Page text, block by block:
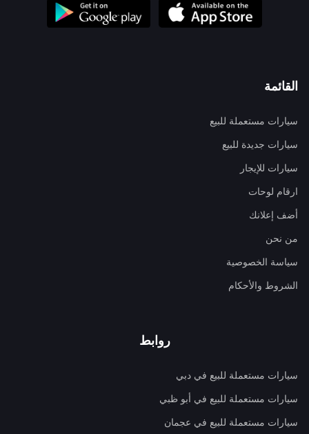
القائمة
سيارات مستعملة للبيع
سيارات جديدة للبيع
سيارات للإيجار
ارقام لوحات
أضف إعلانك
من نحن
سياسة الخصوصية
الشروط والأحكام
روابط
سيارات مستعملة للبيع في دبي
سيارات مستعملة للبيع في أبو ظبي
سيارات مستعملة للبيع في عجمان